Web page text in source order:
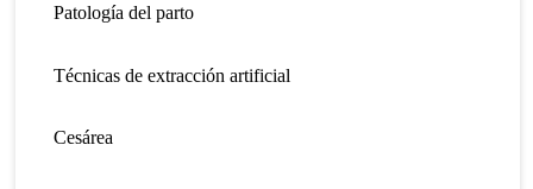
Patología del parto
Técnicas de extracción artificial
Cesárea